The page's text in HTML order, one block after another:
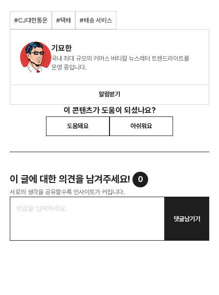
#CJ대한통운 #택배 #배송 서비스
기묘한
국내 최대 규모의 커머스 버티컬 뉴스레터 트렌드라이트를
운영 중입니다.
알림받기
이 콘텐츠가 도움이 되셨나요?
도움돼요 아쉬워요
이 글에 대한 의견을 남겨주세요! 0
서로의 생각을 공유할수록 인사이트가 커집니다.
댓글남기기